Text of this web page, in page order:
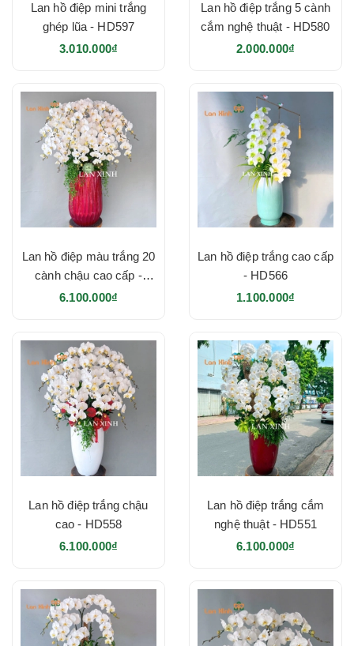
Lan hồ điệp mini trắng
ghép lũa - HD597
3.010.000₫
Lan hồ điệp trắng 5 cành
cắm nghệ thuật - HD580
2.000.000₫
Lan hồ điệp màu trắng 20
cành chậu cao cấp -
HD569
6.100.000₫
Lan hồ điệp trắng cao cấp
- HD566
1.100.000₫
Lan hồ điệp trắng chậu
cao - HD558
6.100.000₫
Lan hồ điệp trắng cắm
nghệ thuật - HD551
6.100.000₫